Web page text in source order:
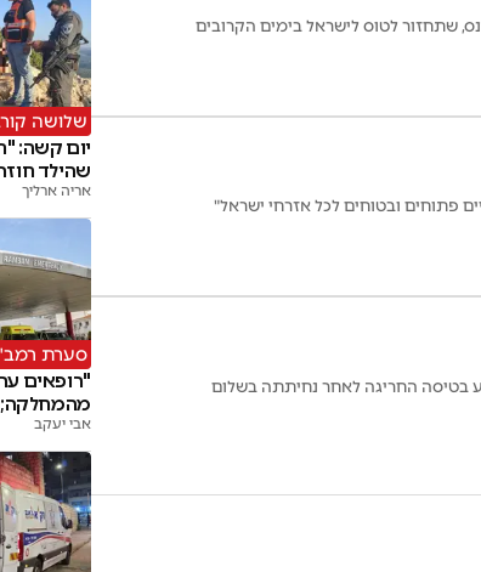
שתחזור לטוס לישראל בימים הקרובים
פתוחים ובטוחים לכל אזרחי ישראל"
בטיסה החריגה לאחר נחיתתה בשלום
שלושה
יום קשה:
שהילד
אריה ארליך
סערת
"רופאים
מהמחלקה;
אבי יעקב